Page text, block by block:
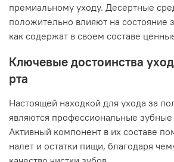
премиальному уходу. Десертные
положительно влияют на состояние
как содержат в своем составе
Ключевые достоинства
рта
Настоящей находкой для ухода за
являются профессиональные
Активный компонент в их составе
налет и остатки пищи, благодаря